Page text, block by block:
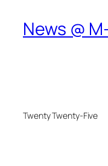
News @
Twenty Twenty-Five